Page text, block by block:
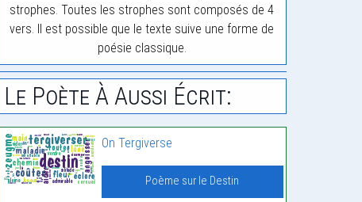
strophes. Toutes les strophes sont composés de 4
vers. Il est possible que le texte suive une forme de
poésie classique.
Le Poète À Aussi Écrit:
On Tergiverse
Poème sur le Destin